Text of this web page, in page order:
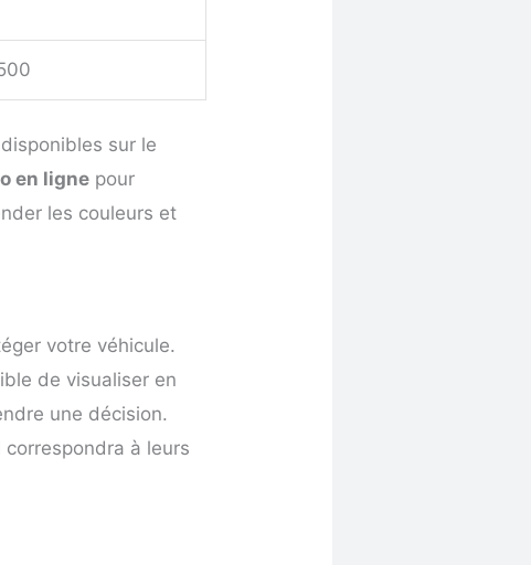
sur le
en ligne pour
les couleurs et
votre véhicule.
de visualiser en
une décision.
à leurs